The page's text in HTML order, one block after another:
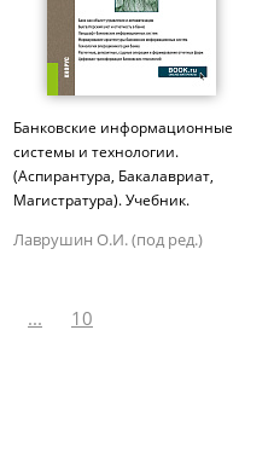
Банковские информационные
системы и технологии.
(Аспирантура, Бакалавриат,
Магистратура). Учебник.
Лаврушин О.И. (под ред.)
... 10